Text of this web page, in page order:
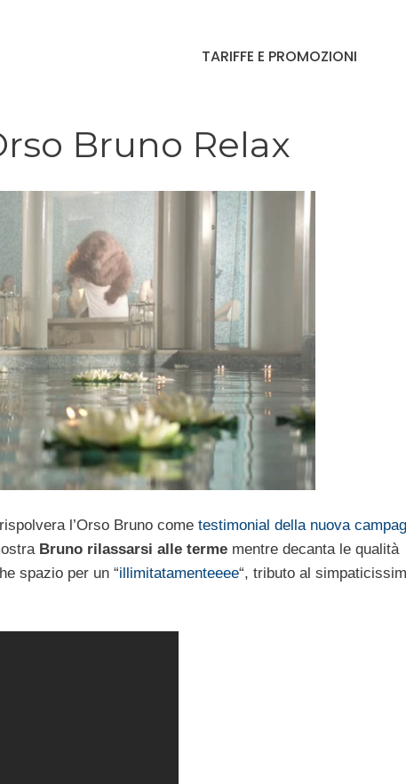
TARIFFE E PROMOZIONI
Bruno Relax
l’Orso Bruno come testimonial della nuova
Bruno rilassarsi alle terme mentre decanta le qualità
spazio per un “illimitatamenteeee“, tributo al